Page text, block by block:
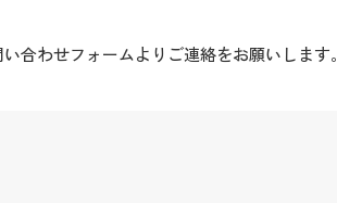
合わせフォームよりご連絡をお願いします。